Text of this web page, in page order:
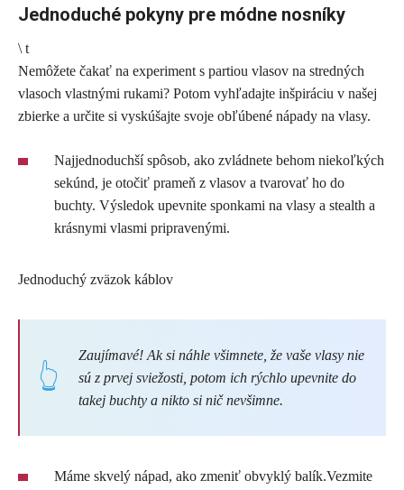
Jednoduché pokyny pre módne nosníky
\ t
Nemôžete čakať na experiment s partiou vlasov na stredných
vlasoch vlastnými rukami? Potom vyhľadajte inšpiráciu v našej
zbierke a určite si vyskúšajte svoje obľúbené nápady na vlasy.
Najjednoduchší spôsob, ako zvládnete behom niekoľkých
sekúnd, je otočiť prameň z vlasov a tvarovať ho do
buchty. Výsledok upevnite sponkami na vlasy a stealth a
krásnymi vlasmi pripravenými.
Jednoduchý zväzok káblov
Zaujímavé! Ak si náhle všimnete, že vaše vlasy nie
sú z prvej sviežosti, potom ich rýchlo upevnite do
takej buchty a nikto si nič nevšimne.
Máme skvelý nápad, ako zmeniť obvyklý balík.Vezmite